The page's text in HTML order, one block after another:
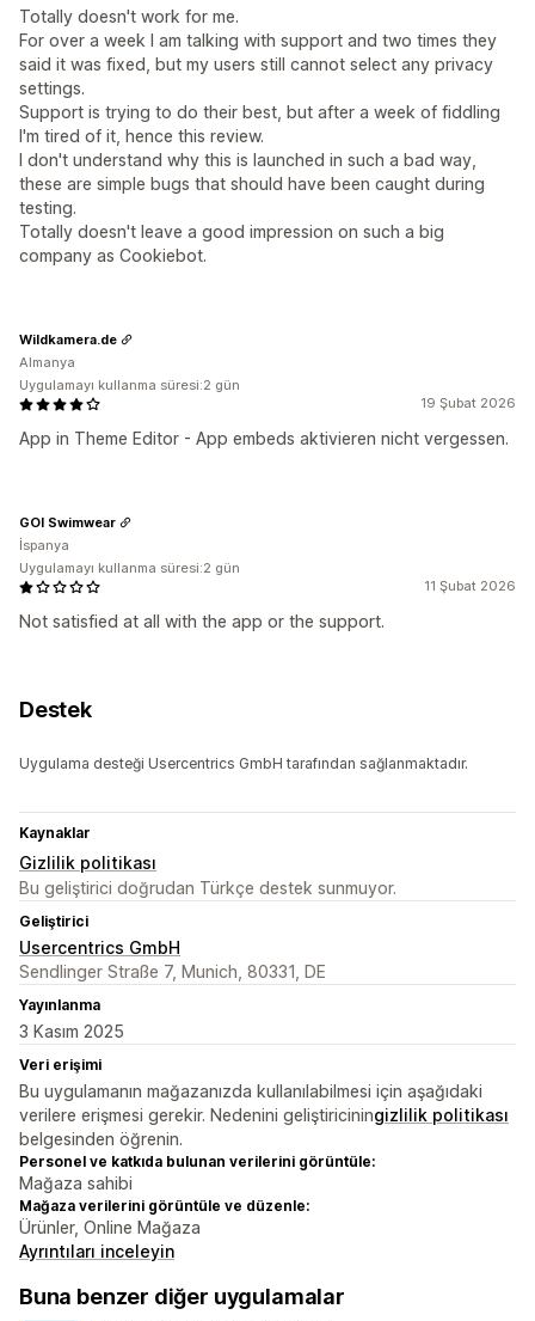
Totally doesn't work for me.
For over a week I am talking with support and two times they
said it was fixed, but my users still cannot select any privacy
settings.
Support is trying to do their best, but after a week of fiddling
I'm tired of it, hence this review.
I don't understand why this is launched in such a bad way,
these are simple bugs that should have been caught during
testing.
Totally doesn't leave a good impression on such a big
company as Cookiebot.
19 Şubat 2026
App in Theme Editor - App embeds aktivieren nicht vergessen.
Wildkamera.de
Almanya
Uygulamayı kullanma süresi:2 gün
11 Şubat 2026
Not satisfied at all with the app or the support.
GOI Swimwear
İspanya
Uygulamayı kullanma süresi:2 gün
Destek
Uygulama desteği Usercentrics GmbH tarafından sağlanmaktadır.
Kaynaklar
Gizlilik politikası
Bu geliştirici doğrudan Türkçe destek sunmuyor.
Geliştirici
Usercentrics GmbH
Sendlinger Straße 7, Munich, 80331, DE
Yayınlanma
3 Kasım 2025
Veri erişimi
Bu uygulamanın mağazanızda kullanılabilmesi için aşağıdaki
verilere erişmesi gerekir. Nedenini geliştiriciningizlilik politikası
belgesinden öğrenin.
Personel ve katkıda bulunan verilerini görüntüle:
Mağaza sahibi
Mağaza verilerini görüntüle ve düzenle:
Ürünler, Online Mağaza
Ayrıntıları inceleyin
Buna benzer diğer uygulamalar